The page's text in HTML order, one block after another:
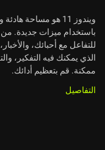
ويندوز 11 هو
باستخدام ميزات جديدة. من
الذي يمكنك فيه التفكير،
ممكنة. قم بتعظيم أدائك.
التفاصيل